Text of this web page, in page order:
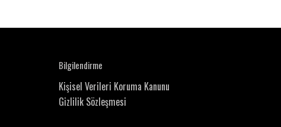
Bilgilendirme
Kişisel Verileri Koruma Kanunu
Gizlilik Sözleşmesi